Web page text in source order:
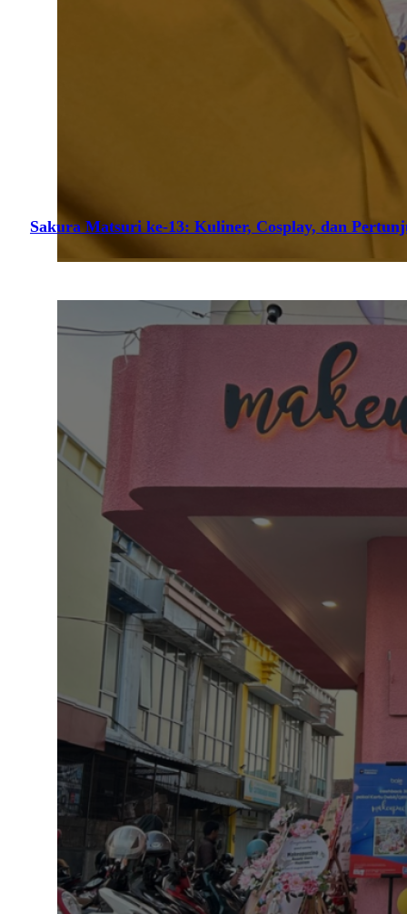
Sakura Matsuri ke-13: Kuliner, Cosplay, dan